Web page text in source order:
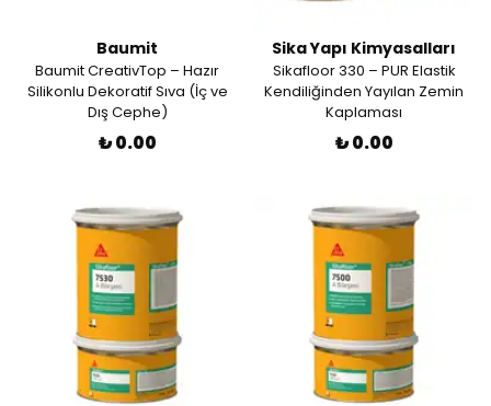
Baumit
Baumit CreativTop – Hazır
Silikonlu Dekoratif Sıva (İç ve
Dış Cephe)
₺ 0.00
Sika Yapı Kimyasalları
Sikafloor 330 – PUR Elastik
Kendiliğinden Yayılan Zemin
Kaplaması
₺ 0.00